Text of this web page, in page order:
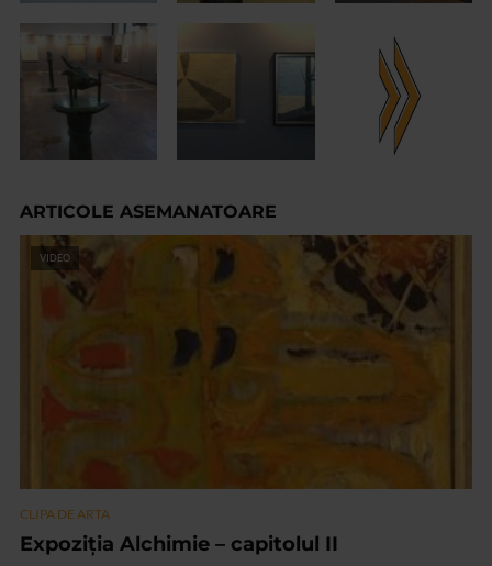
ARTICOLE ASEMANATOARE
VIDEO
CLIPA DE ARTA
Expoziția Alchimie – capitolul II